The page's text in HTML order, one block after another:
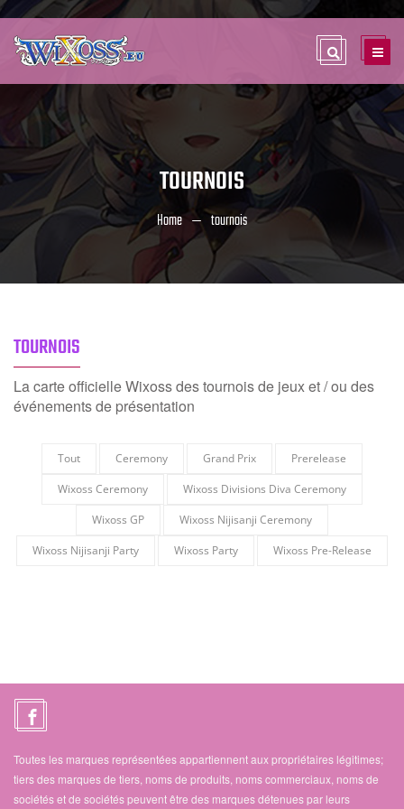
TOURNOIS
Home tournois
TOURNOIS
La carte officielle Wixoss des tournois de jeux et / ou des
événements de présentation
Tout Ceremony Grand Prix
Prerelease
Wixoss Ceremony
Wixoss Divisions Diva Ceremony
Wixoss GP
Wixoss Nijisanji Ceremony
Wixoss Nijisanji Party
Wixoss Party Wixoss Pre-Release
Toutes les marques représentées appartiennent aux propriétaires légitimes;
tiers des marques de tiers, noms de produits, noms commerciaux, noms de
sociétés et de sociétés peuvent être des marques détenues par leurs